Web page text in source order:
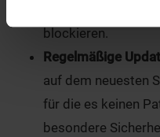
blockieren.
Regelmäßige
auf dem neuesten
für die es keinen
besondere